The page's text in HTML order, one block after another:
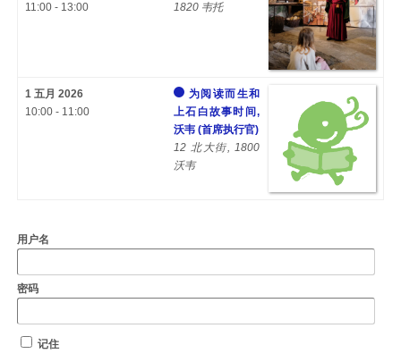
11:00 - 13:00
1820 韦托
1 五月 2026
10:00 - 11:00
为阅读而生和
上石白故事时间,
沃韦 (首席执行官)
12 北大街, 1800
沃韦
用户名
密码
记住